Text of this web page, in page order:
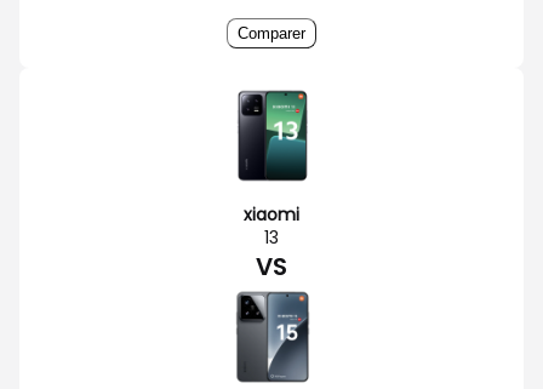
Comparer
xiaomi
13
VS